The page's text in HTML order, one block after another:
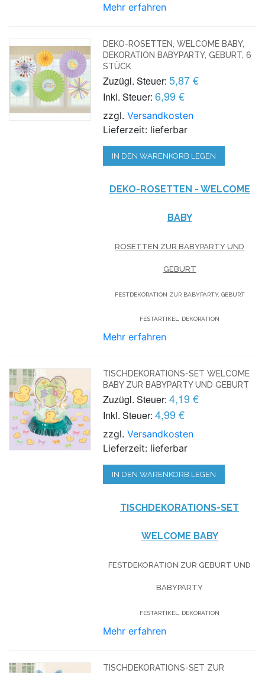
Mehr erfahren
DEKO-ROSETTEN, WELCOME BABY,
DEKORATION BABYPARTY, GEBURT, 6
STÜCK
Zuzügl. Steuer: 5,87 €
Inkl. Steuer: 6,99 €
zzgl.Versandkosten
Lieferzeit: lieferbar
IN DEN WARENKORB LEGEN
DEKO-ROSETTEN - WELCOME
BABY
ROSETTEN ZUR BABYPARTY UND
GEBURT
FESTDEKORATION ZUR BABYPARTY, GEBURT
FESTARTIKEL, DEKORATION
Mehr erfahren
TISCHDEKORATIONS-SET WELCOME
BABY ZUR BABYPARTY UND GEBURT
Zuzügl. Steuer: 4,19 €
Inkl. Steuer: 4,99 €
zzgl.Versandkosten
Lieferzeit: lieferbar
IN DEN WARENKORB LEGEN
TISCHDEKORATIONS-SET
WELCOME BABY
FESTDEKORATION ZUR GEBURT UND
BABYPARTY
FESTARTIKEL, DEKORATION
Mehr erfahren
TISCHDEKORATIONS-SET ZUR